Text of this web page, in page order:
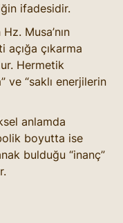
ifadesidir.
Musa’nın
açığa çıkarma
Hermetik
ve “saklı enerjilerin
anlamda
boyutta ise
bulduğu “inanç”